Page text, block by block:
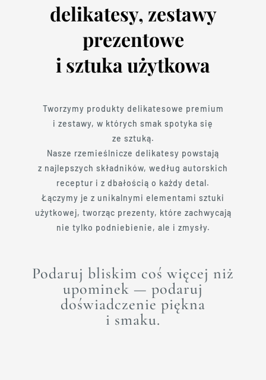
delikatesy, zestawy
prezentowe
i sztuka użytkowa
Tworzymy produkty delikatesowe premium
i zestawy, w których smak spotyka się
ze sztuką.
Nasze rzemieślnicze delikatesy powstają
z najlepszych składników, według autorskich
receptur i z dbałością o każdy detal.
Łączymy je z unikalnymi elementami sztuki
użytkowej, tworząc prezenty, które zachwycają
nie tylko podniebienie, ale i zmysły.
Podaruj bliskim coś więcej niż
upominek — podaruj
doświadczenie piękna
i smaku.